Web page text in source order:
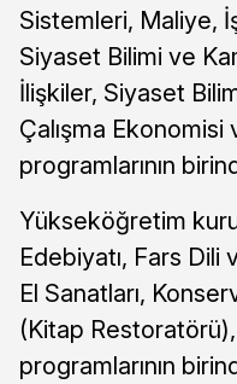
Sistemleri, Maliye,
Siyaset Bilimi ve
İlişkiler, Siyaset
Çalışma
programlarının
Yükseköğretim
Edebiyatı, Fars Dili
El Sanatları,
(Kitap
programlarının